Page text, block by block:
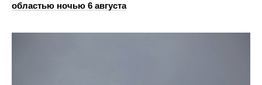
областью ночью 6 августа